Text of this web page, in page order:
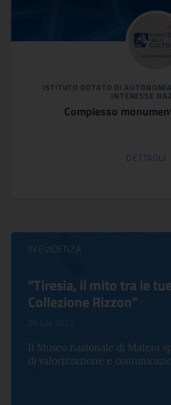
ISTITUTO DOTATO DI
INTERESSE
Complesso
DETTAGLI
IN EVIDENZA
"Tiresia, il mito tra le
Collezione Rizzon"
28 July 2022
Il Museo nazionale di Matera
di valorizzazione e